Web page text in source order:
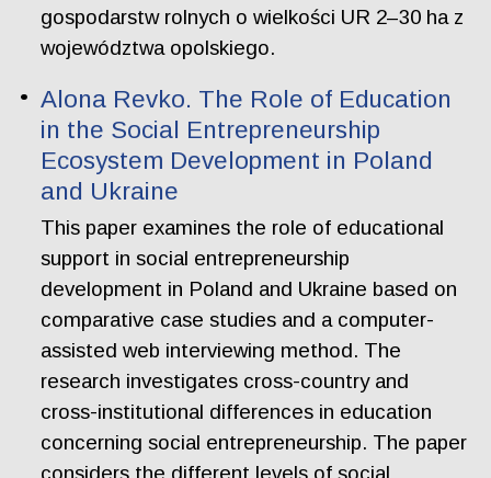
gospodarstw rolnych o wielkości UR 2–30 ha z
województwa opolskiego.
Alona Revko. The Role of Education
in the Social Entrepreneurship
Ecosystem Development in Poland
and Ukraine
This paper examines the role of educational
support in social entrepreneurship
development in Poland and Ukraine based on
comparative case studies and a computer-
assisted web interviewing method. The
research investigates cross-country and
cross-institutional differences in education
concerning social entrepreneurship. The paper
considers the different levels of social